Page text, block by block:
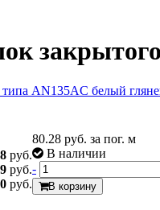
руб.
руб.
руб.
80.28 руб. за пог. м
В наличии
-
В корзину